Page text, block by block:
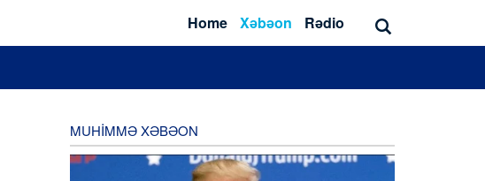
Home Xəbəon Rədio
MUHIMMƏ XƏBƏON